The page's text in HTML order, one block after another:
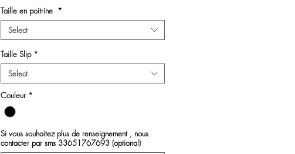
Taille en poitrine *
Select
Taille Slip *
Select
Couleur *
Si vous souhaitez plus de renseignement , nous
contacter par sms 33651767693 (optional)